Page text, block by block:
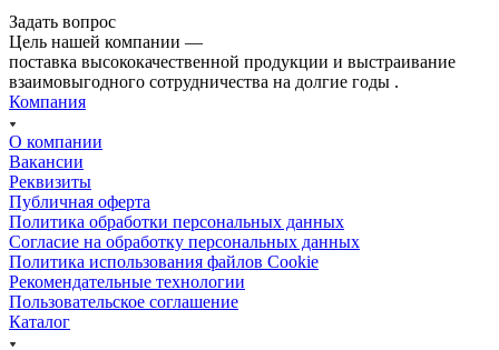
Задать вопрос
Цель нашей компании —
поставка высококачественной продукции и выстраивание
взаимовыгодного сотрудничества на долгие годы .
Компания
О компании
Вакансии
Реквизиты
Публичная оферта
Политика обработки персональных данных
Cогласие на обработку персональных данных
Политика использования файлов Cookie
Рекомендательные технологии
Пользовательское соглашение
Каталог